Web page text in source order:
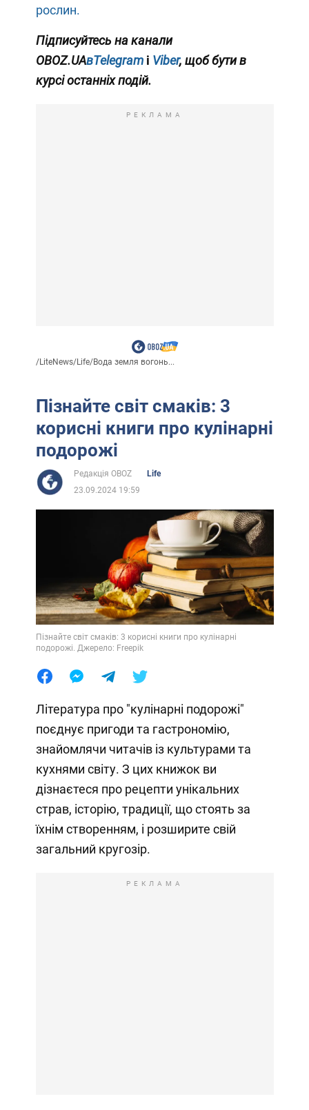
рослин.
Підписуйтесь на канали
OBOZ.UAвTelegramі Viber, щоб бути в
курсі останніх подій.
РЕКЛАМА
/LiteNews/Life/Вода земля вогонь...
Пізнайте світ смаків: 3
корисні книги про кулінарні
подорожі
Редакція OBOZ
Life
23.09.2024 19:59
Пізнайте світ смаків: 3 корисні книги про кулінарні
подорожі. Джерело: Freepik
Література про "кулінарні подорожі"
поєднує пригоди та гастрономію,
знайомлячи читачів із культурами та
кухнями світу. З цих книжок ви
дізнаєтеся про рецепти унікальних
страв, історію, традиції, що стоять за
їхнім створенням, і розширите свій
загальний кругозір.
РЕКЛАМА